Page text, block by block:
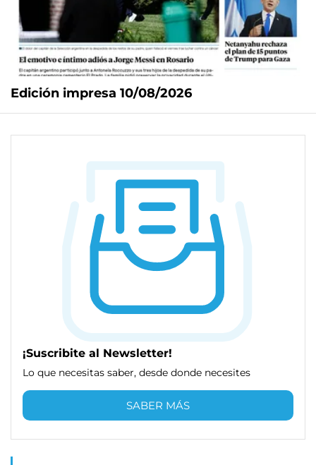
Edición impresa 10/08/2026
¡Suscribite al Newsletter!
Lo que necesitas saber, desde donde necesites
SABER MÁS